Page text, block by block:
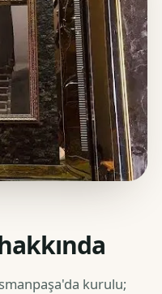
kurulu;